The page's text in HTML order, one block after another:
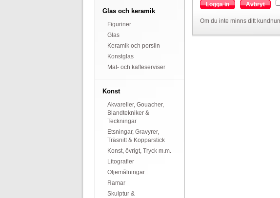
Glas och keramik
Figuriner
Glas
Keramik och porslin
Konstglas
Mat- och kaffeserviser
Konst
Akvareller, Gouacher,
Blandtekniker &
Teckningar
Etsningar, Gravyrer,
Träsnitt & Kopparstick
Konst, övrigt, Tryck m.m.
Litografier
Oljemålningar
Ramar
Skulptur &
Logga in Avbryt
Om du inte minns ditt